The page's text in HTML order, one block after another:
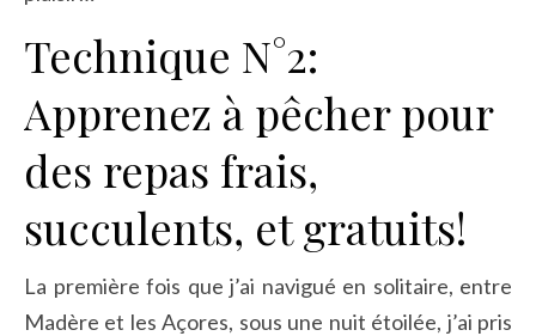
Technique N°2:
Apprenez à pêcher pour
des repas frais,
succulents, et gratuits!
La première fois que j’ai navigué en solitaire, entre
Madère et les Açores, sous une nuit étoilée, j’ai pris